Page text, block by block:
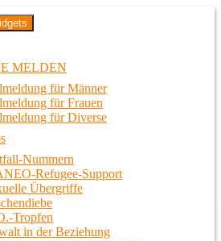
Projekt in Berlin
MELDEN
für Männer
für Frauen
für Diverse
Nummern
Refugee-Support
Übergriffe
Tropfen
in der Beziehung